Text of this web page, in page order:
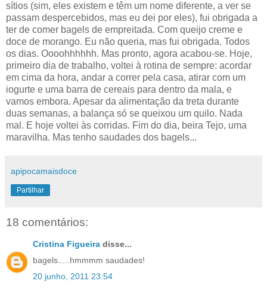
sítios (sim, eles existem e têm um nome diferente, a ver se
passam despercebidos, mas eu dei por eles), fui obrigada a
ter de comer bagels de empreitada. Com queijo creme e
doce de morango. Eu não queria, mas fui obrigada. Todos
os dias. Oooohhhhhh. Mas pronto, agora acabou-se. Hoje,
primeiro dia de trabalho, voltei à rotina de sempre: acordar
em cima da hora, andar a correr pela casa, atirar com um
iogurte e uma barra de cereais para dentro da mala, e
vamos embora. Apesar da alimentação da treta durante
duas semanas, a balança só se queixou um quilo. Nada
mal. E hoje voltei às corridas. Fim do dia, beira Tejo, uma
maravilha. Mas tenho saudades dos bagels...
apipocamaisdoce
Partilhar
18 comentários:
Cristina Figueira disse...
bagels.....hmmmm saudades!
20 junho, 2011 23:54